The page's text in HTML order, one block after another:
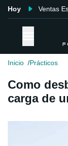
Hoy Ventas
Inicio Prácticos
Como
carga de